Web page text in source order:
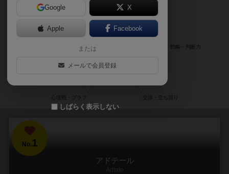
No.1
アドテール
Adtale
Google X
Apple Facebook
または
メールで会員登録
しばらく表示しない